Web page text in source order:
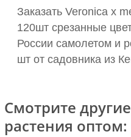
Заказать Veronica x
120шт срезанные
России самолетом и
шт от садовника из
Смотрите
растения оптом: